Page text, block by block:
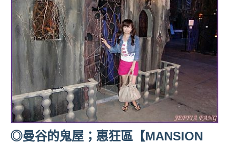
◎曼谷的鬼屋；惠狂區【MANSION